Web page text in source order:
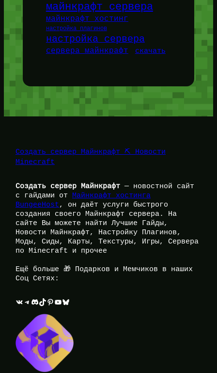
майнкрафт сервера
майнкрафт хостинг
настройка плагинов
настройка сервера
сервера майнкрафт скачать
Создать сервер Майнкрафт ⛏️ Новости
Minecraft
Создать сервер Майнкрафт — новостной сайт
с гайдами от
Майнкрафт хостинга
BungeeHost, он даёт услуги быстрого
создания своего Майнкрафт сервера. На
сайте Вы можете найти Лучшие Гайды,
Новости Майнкрафт, Настройку Плагинов,
Моды, Сиды, Карты, Текстуры, Игры, Сервера
по Minecraft и прочее
Ещё больше 🎁 Подарков и Мемчиков в наших
Соц Сетях:
ВКонтакте Telegram Discord TikTok Pinterest YouTube Bluesky